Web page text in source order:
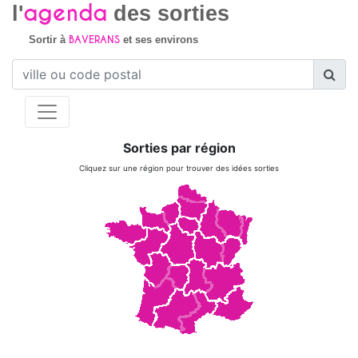
l'agenda des sorties
Sortir à BAVERANSet ses environs
Sorties par région
Cliquez sur une région pour trouver des idées sorties